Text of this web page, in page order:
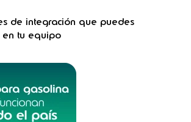
de integración que puedes
tu equipo